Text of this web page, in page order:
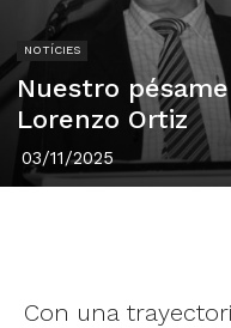
NOTÍCIES
Nuestro
Lorenzo Ortiz
03/11/2025
Con una